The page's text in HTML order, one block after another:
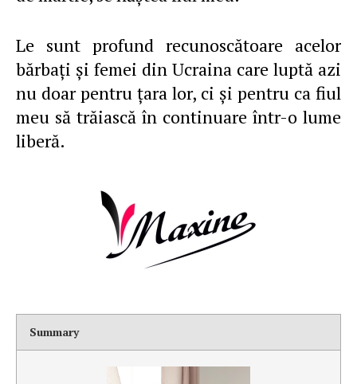
Le sunt profund recunoscătoare acelor
bărbaţi şi femei din Ucraina care luptă azi
nu doar pentru ţara lor, ci şi pentru ca fiul
meu să trăiască în continuare într-o lume
liberă.
Summary